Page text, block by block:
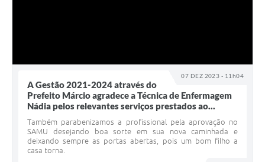
07 DEZ 2023 - 11h04
A Gestão 2021-2024 através do
Prefeito Márcio agradece a Técnica de Enfermagem
Nádia pelos relevantes serviços prestados ao...
Também parabenizamos a profissional pela aprovação no
SAMU desejando boa sorte em sua nova caminhada e
deixando sempre as portas abertas, pois um bom filho a
casa torna.